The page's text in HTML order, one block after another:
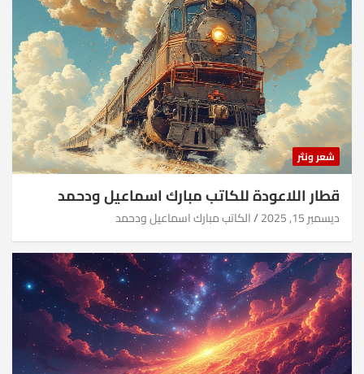
شعر ونثر
قطار اللاعودة للكاتب مبارك اسماعيل ودحمد
ديسمبر 15, 2025 الكاتب مبارك اسماعيل ودحمد